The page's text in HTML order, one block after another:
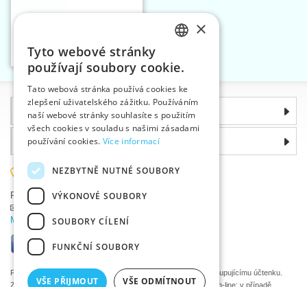
Vložit do košíku
Informace
Proč si zvolit právě nás
585 051 217
Plzeňská 868, 783 91 Uničov, Česká republika
Položit dotaz
Máte problémy s přihlášením ?
Podle zákona o evidenci tržeb je prodávající povinen vystavit kupujícímu účtenku.
Zároveň je povinen zaevidovat přijatou tržbu u správce daně on-line; v případě
ENGLISH
GERMAN
×
Tyto webové stránky
používají soubory cookie.
Tato webová stránka používá cookies ke
zlepšení uživatelského zážitku. Používáním
naší webové stránky souhlasíte s použitím
všech cookies v souladu s našimi zásadami
používání cookies. Více informací
NEZBYTNĚ NUTNÉ SOUBORY
VÝKONOVÉ SOUBORY
SOUBORY CÍLENÍ
FUNKČNÍ SOUBORY
VŠE PŘIJMOUT VŠE ODMÍTNOUT